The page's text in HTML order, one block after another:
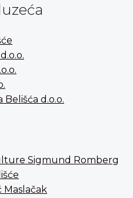
Belišća d.o.o.
Sigmund Romberg
Maslačak